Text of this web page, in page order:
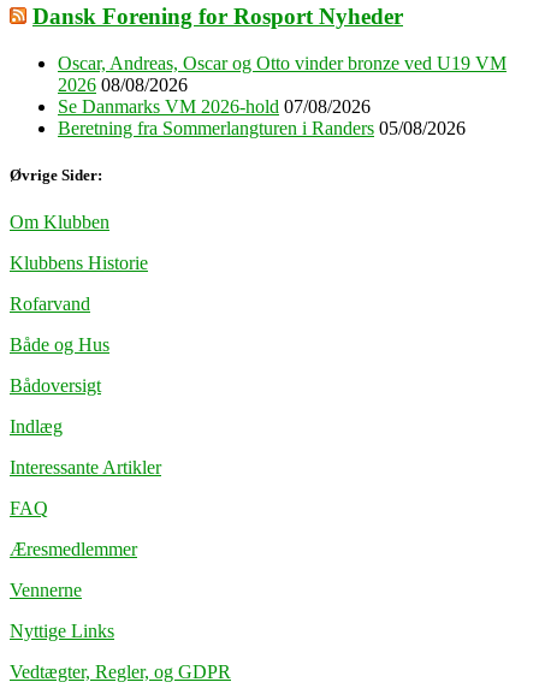
Dansk Forening for Rosport Nyheder
Oscar, Andreas, Oscar og Otto vinder bronze ved U19 VM
2026 08/08/2026
Se Danmarks VM 2026-hold 07/08/2026
Beretning fra Sommerlangturen i Randers 05/08/2026
Øvrige Sider:
Om Klubben
Klubbens Historie
Rofarvand
Både og Hus
Bådoversigt
Indlæg
Interessante Artikler
FAQ
Æresmedlemmer
Vennerne
Nyttige Links
Vedtægter, Regler, og GDPR